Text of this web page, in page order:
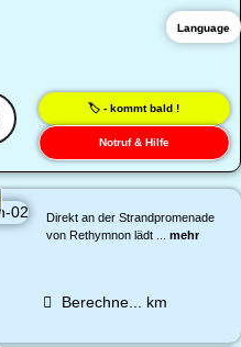
🏷️ - kommt bald !
Notruf & Hilfe
Direkt an der Strandpromenade
von Rethymnon lädt ... mehr
Berechne... km
Language